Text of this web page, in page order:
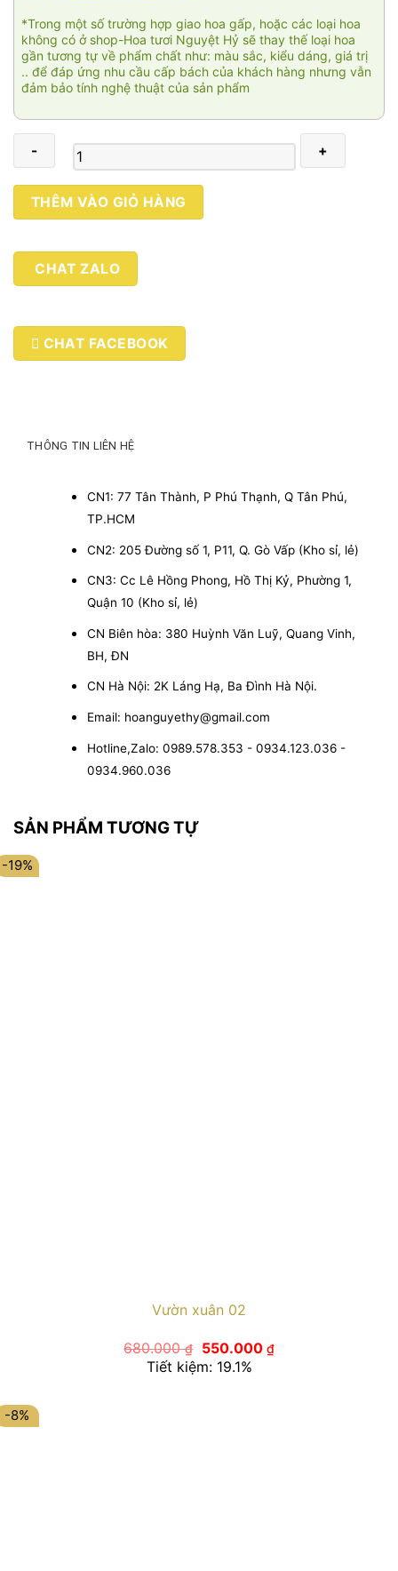
*Trong một số trường hợp giao hoa gấp, hoặc các loại hoa
không có ở shop-Hoa tươi Nguyệt Hỷ sẽ thay thế loại hoa
gần tương tự về phẩm chất như: màu sắc, kiểu dáng, giá trị
.. để đáp ứng nhu cầu cấp bách của khách hàng nhưng vẫn
đảm bảo tính nghệ thuật của sản phẩm
nhiên
số
lượng
THÊM VÀO GIỎ HÀNG
CHAT ZALO
CHAT FACEBOOK
THÔNG TIN LIÊN HỆ
CN1: 77 Tân Thành, P Phú Thạnh, Q Tân Phú,
TP.HCM
CN2: 205 Đường số 1, P11, Q. Gò Vấp (Kho sỉ, lẻ)
CN3: Cc Lê Hồng Phong, Hồ Thị Kỷ, Phường 1,
Quận 10 (Kho sỉ, lẻ)
CN Biên hòa: 380 Huỳnh Văn Luỹ, Quang Vinh,
BH, ĐN
CN Hà Nội: 2K Láng Hạ, Ba Đình Hà Nội.
Email: hoanguyethy@gmail.com
Hotline,Zalo: 0989.578.353 - 0934.123.036 -
0934.960.036
SẢN PHẨM TƯƠNG TỰ
-19%
Vườn xuân 02
680.000₫
Giá
gốc
là:
550.000 ₫Giá
hiện
Tiết kiệm: 19.1%
-8%